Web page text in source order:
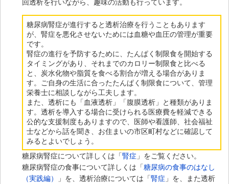
糖尿病腎症が進行すると透析治療を行うこともあります
が、腎症を悪化させないためには血糖や血圧の管理が重要
です。
腎症の進行を予防するために、たんぱく制限食を開始する
タイミングがあり、それまでのカロリー制限食と比べる
と、炭水化物や脂質を食べる割合が増える場合がありま
す。ご自身の生活に合ったたんぱく制限食について、管理
栄養士に相談しながら工夫します。
また、透析にも「血液透析」「腹膜透析」と種類がありま
す。透析を導入する場合に受けられる医療費を軽減できる
公的な支援制度もありますので、医師や看護師、社会福祉
士などから話を聞き、お住まいの市区町村などに確認して
みるとよいでしょう。
糖尿病腎症について詳しくは「腎症 」をご覧ください。
糖尿病腎症の食事について詳しくは「糖尿病の食事のはなし
（実践編）
」を、透析治療については「腎症 」を、また透析